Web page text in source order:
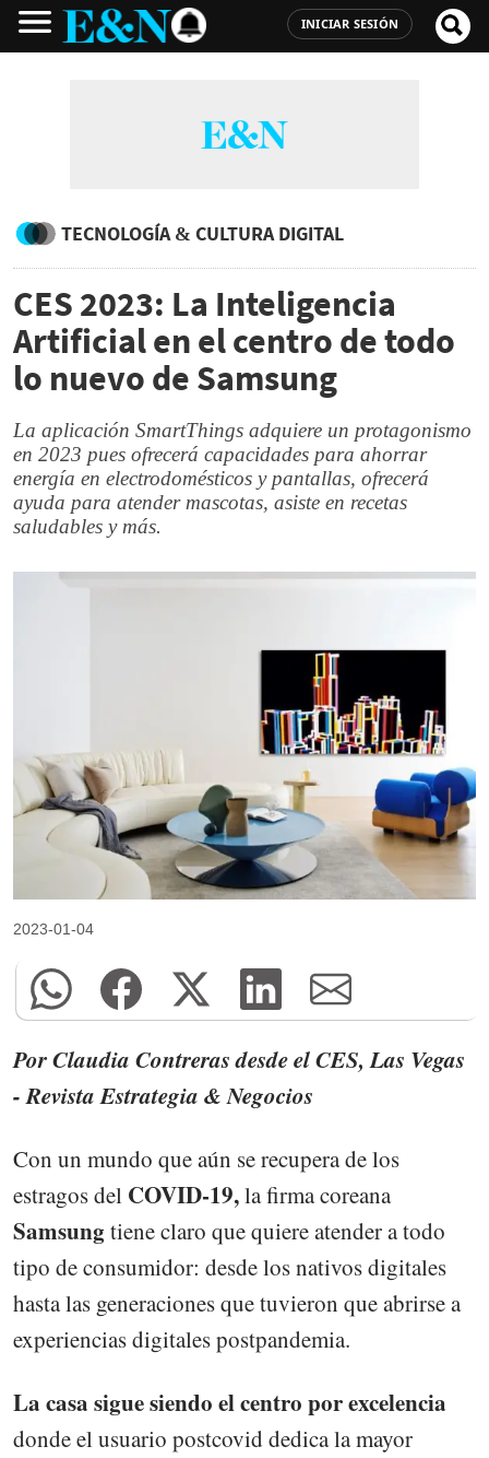
INICIAR SESIÓN
TECNOLOGÍA & CULTURA DIGITAL
CES 2023: La Inteligencia
Artificial en el centro de todo
lo nuevo de Samsung
La aplicación SmartThings adquiere un protagonismo
en 2023 pues ofrecerá capacidades para ahorrar
energía en electrodomésticos y pantallas, ofrecerá
ayuda para atender mascotas, asiste en recetas
saludables y más.
2023-01-04
Por Claudia Contreras desde el CES, Las Vegas
- Revista Estrategia & Negocios
Con un mundo que aún se recupera de los
estragos del COVID-19,la firma coreana
Samsung tiene claro que quiere atender a todo
tipo de consumidor: desde los nativos digitales
hasta las generaciones que tuvieron que abrirse a
experiencias digitales postpandemia.
La casa sigue siendo el centro por excelencia
donde el usuario postcovid dedica la mayor